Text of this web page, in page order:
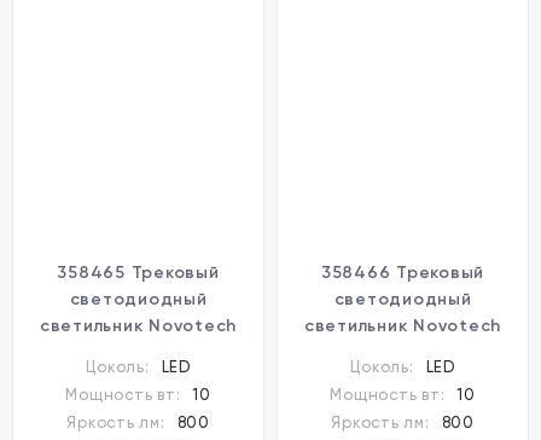
358465 Трековый
светодиодный
светильник Novotech
800Лм 110° 10W
Цоколь:
LED
Мощность вт:
10
Яркость лм:
800
358466 Трековый
светодиодный
светильник Novotech
800Лм 110° 10W
Цоколь:
LED
Мощность вт:
10
Яркость лм:
800